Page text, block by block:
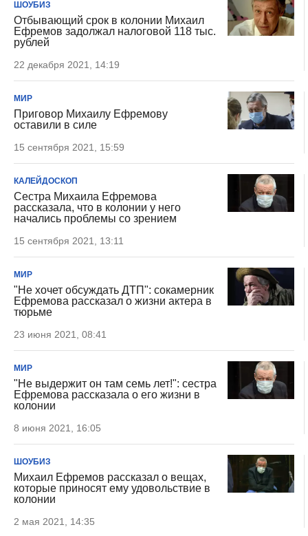
ШОУБИЗ
Отбывающий срок в колонии Михаил
Ефремов задолжал налоговой 118 тыс.
рублей
22 декабря 2021, 14:19
МИР
Приговор Михаилу Ефремову
оставили в силе
15 сентября 2021, 15:59
КАЛЕЙДОСКОП
Сестра Михаила Ефремова
рассказала, что в колонии у него
начались проблемы со зрением
15 сентября 2021, 13:11
МИР
"Не хочет обсуждать ДТП": сокамерник
Ефремова рассказал о жизни актера в
тюрьме
23 июня 2021, 08:41
МИР
"Не выдержит он там семь лет!": сестра
Ефремова рассказала о его жизни в
колонии
8 июня 2021, 16:05
ШОУБИЗ
Михаил Ефремов рассказал о вещах,
которые приносят ему удовольствие в
колонии
2 мая 2021, 14:35